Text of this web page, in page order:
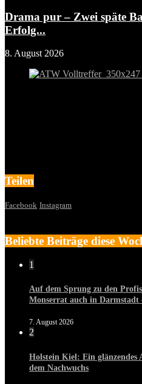
Drama pur – Zwei späte
Erfolg...
8. August 2026
Teilen
Facebook Instagram
Beliebte Beiträge diese
1
Auf dem Sprung zu den
Monserrat auch in Darmstadt
7. August 2026
2
Holstein Kiel: Ein glänzendes
dem Nachwuchs